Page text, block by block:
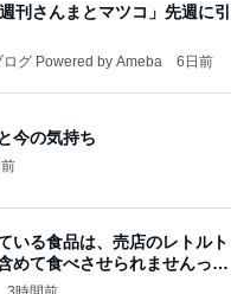
刊さんまとマツコ」先週に引
グ Powered by Ameba 6日前
今の気持ち
いる食品は、売店のレトルト
めて食べさせられませんっ